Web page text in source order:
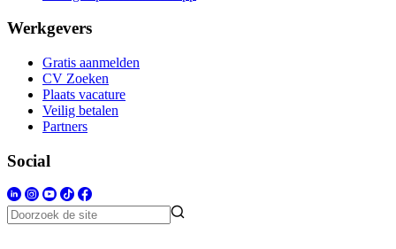
Werkgevers
Gratis aanmelden
CV Zoeken
Plaats vacature
Veilig betalen
Partners
Social